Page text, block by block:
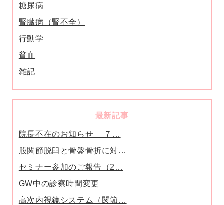
糖尿病
腎臓病（腎不全）
行動学
貧血
雑記
最新記事
院長不在のお知らせ ７…
股関節脱臼と骨盤骨折に対…
セミナー参加のご報告（2…
GW中の診察時間変更
高次内視鏡システム（関節…